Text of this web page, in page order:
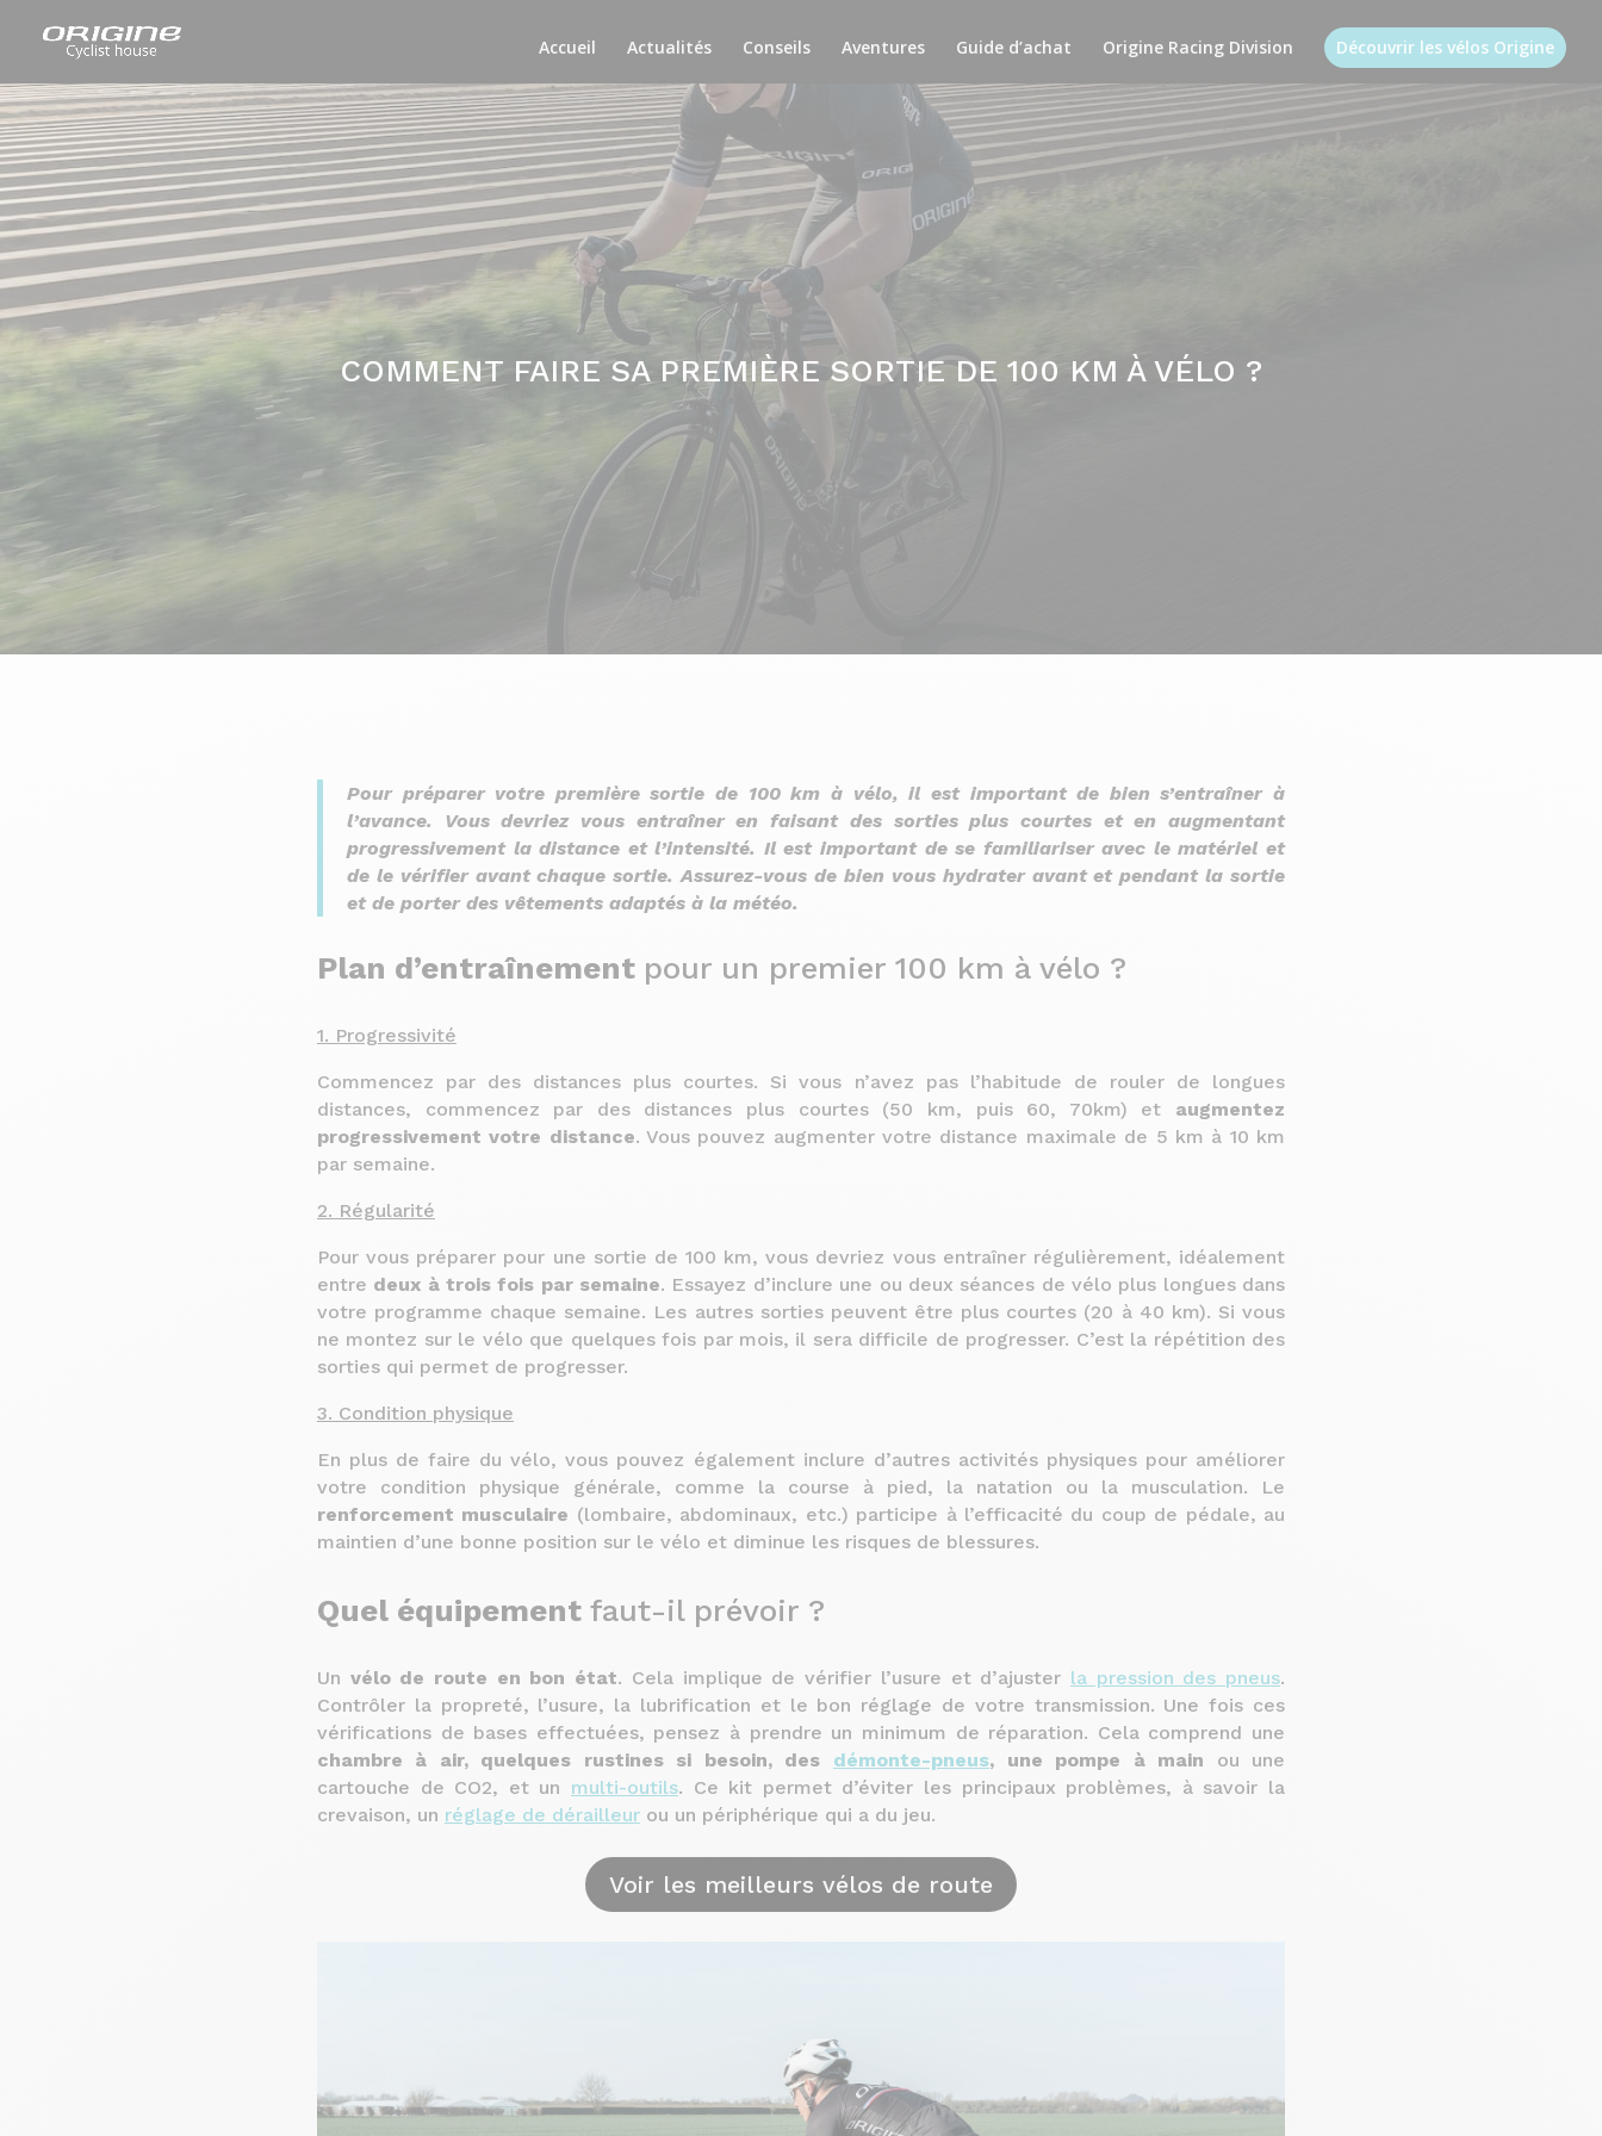
Accueil Actualités Conseils Aventures Guide d’achat Origine Racing Division Découvrir les vélos Origine
COMMENT FAIRE SA PREMIÈRE SORTIE DE 100 KM À VÉLO ?
Pour préparer votre première sortie de 100 km à vélo, il est important de bien s’entraîner à
l’avance. Vous devriez vous entraîner en faisant des sorties plus courtes et en augmentant
progressivement la distance et l’intensité. Il est important de se familiariser avec le matériel et
de le vérifier avant chaque sortie. Assurez-vous de bien vous hydrater avant et pendant la sortie
et de porter des vêtements adaptés à la météo.
Plan d’entraînement pour un premier 100 km à vélo ?
1. Progressivité
Commencez par des distances plus courtes. Si vous n’avez pas l’habitude de rouler de longues
distances, commencez par des distances plus courtes (50 km, puis 60, 70km) et augmentez
progressivement votre distance. Vous pouvez augmenter votre distance maximale de 5 km à 10 km
par semaine.
2. Régularité
Pour vous préparer pour une sortie de 100 km, vous devriez vous entraîner régulièrement, idéalement
entre deux à trois fois par semaine. Essayez d’inclure une ou deux séances de vélo plus longues dans
votre programme chaque semaine. Les autres sorties peuvent être plus courtes (20 à 40 km). Si vous
ne montez sur le vélo que quelques fois par mois, il sera difficile de progresser. C’est la répétition des
sorties qui permet de progresser.
3. Condition physique
En plus de faire du vélo, vous pouvez également inclure d’autres activités physiques pour améliorer
votre condition physique générale, comme la course à pied, la natation ou la musculation. Le
renforcement musculaire (lombaire, abdominaux, etc.) participe à l’efficacité du coup de pédale, au
maintien d’une bonne position sur le vélo et diminue les risques de blessures.
Quel équipement faut-il prévoir ?
Un vélo de route en bon état. Cela implique de vérifier l’usure et d’ajuster la pression des pneus.
Contrôler la propreté, l’usure, la lubrification et le bon réglage de votre transmission. Une fois ces
vérifications de bases effectuées, pensez à prendre un minimum de réparation. Cela comprend une
chambre à air, quelques rustines si besoin, des démonte-pneus, une pompe à main ou une
cartouche de CO2, et un multi-outils. Ce kit permet d’éviter les principaux problèmes, à savoir la
crevaison, un réglage de dérailleurou un périphérique qui a du jeu.
Voir les meilleurs vélos de route